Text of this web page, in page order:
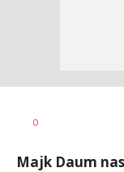
0
Majk Daum